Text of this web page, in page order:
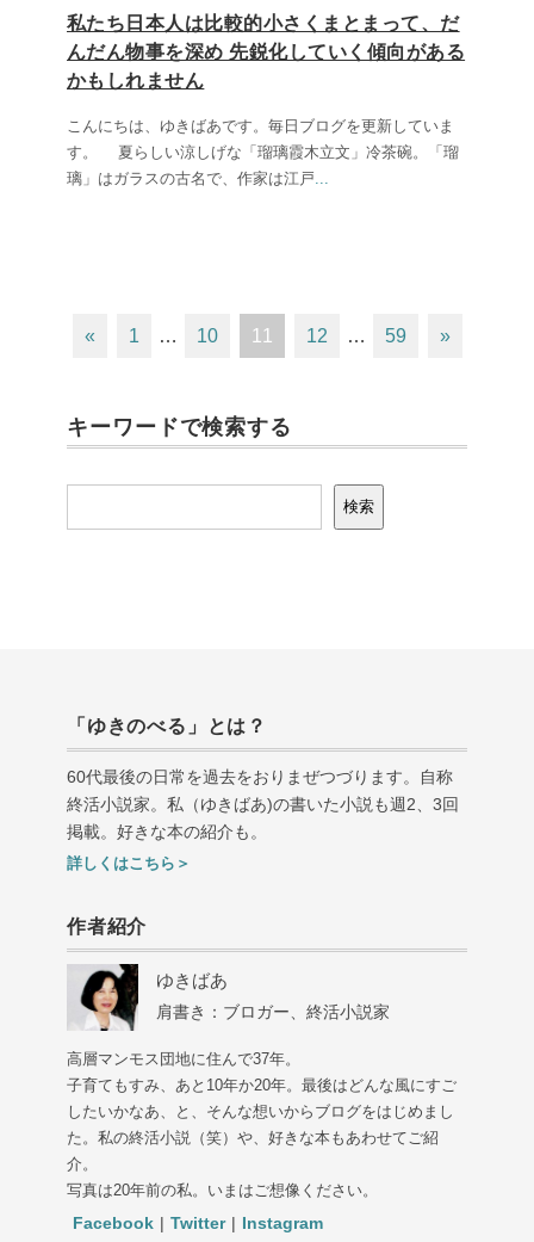
私たち日本人は比較的小さくまとまって、だ
んだん物事を深め 先鋭化していく傾向がある
かもしれません
こんにちは、ゆきばあです。毎日ブログを更新していま
す。 夏らしい涼しげな「瑠璃霞木立文」冷茶碗。「瑠
璃」はガラスの古名で、作家は江戸...
« 1 … 10 11 12 … 59 »
キーワードで検索する
検索
「ゆきのべる」とは？
60代最後の日常を過去をおりまぜつづります。自称
終活小説家。私（ゆきばあ)の書いた小説も週 2 3回
掲載。好きな本の紹介も。
詳しくはこちら＞
作者紹介
ゆきばあ
肩書き：ブロガー、終活小説家
高層マンモス団地に住んで37年。
子育てもすみ、あと10年か20年。最後はどんな風にすご
したいかなあ、と、そんな想いからブログをはじめまし
た。私の終活小説（笑）や、好きな本もあわせてご紹
介。
写真は20年前の私。いまはご想像ください。
Facebook | Twitter | Instagram